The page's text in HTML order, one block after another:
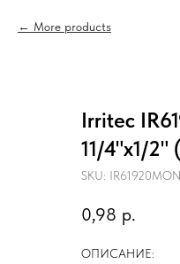
More products
Irritec
11/4"х1/
SKU:
0,98 р.
ОПИСАНИЕ: